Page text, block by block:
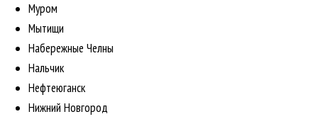
Муром
Мытищи
Набережные Челны
Нальчик
Нефтеюганск
Нижний Новгород